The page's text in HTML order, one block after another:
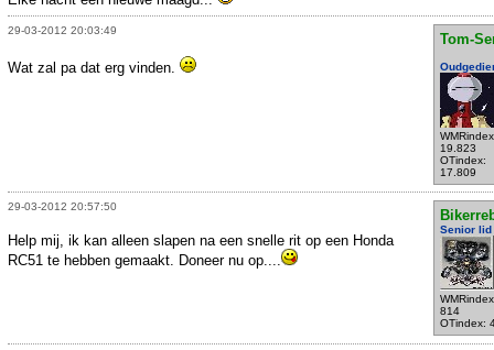
29-03-2012 20:03:49
Tom-
19.823
OTindex:
17.809
Wat zal pa dat erg vinden.
29-03-2012 20:57:50
Senior lid
814
OTindex:
Help mij, ik kan alleen slapen na een snelle rit op een Honda
RC51 te hebben gemaakt. Doneer nu op....